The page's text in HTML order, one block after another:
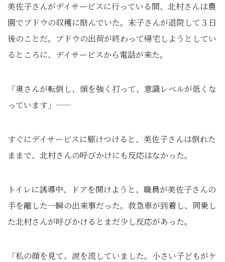
美佐子さんがデイサービスに行っている間、北村さんは農
園でブドウの収穫に励んでいた。末子さんが退院して３日
後のことだ。ブドウの出荷が終わって帰宅しようとしてい
るところに、デイサービスから電話が来た。
「奥さんが転倒し、頭を強く打って、意識レベルが低くな
っています」――
すぐにデイサービスに駆けつけると、美佐子さんは倒れた
ままで、北村さんの呼びかけにも反応はなかった。
トイレに誘導中、ドアを開けようと、職員が美佐子さんの
手を離した一瞬の出来事だった。救急車が到着し、同乗し
た北村さんが呼びかけるとまだ少し反応があった。
「私の顔を見て、涙を流していました。小さい子どもがケ